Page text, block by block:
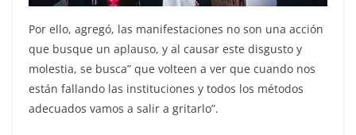
Por ello, agregó, las manifestaciones no son una acción
que busque un aplauso, y al causar este disgusto y
molestia, se busca” que volteen a ver que cuando nos
están fallando las instituciones y todos los métodos
adecuados vamos a salir a gritarlo”.